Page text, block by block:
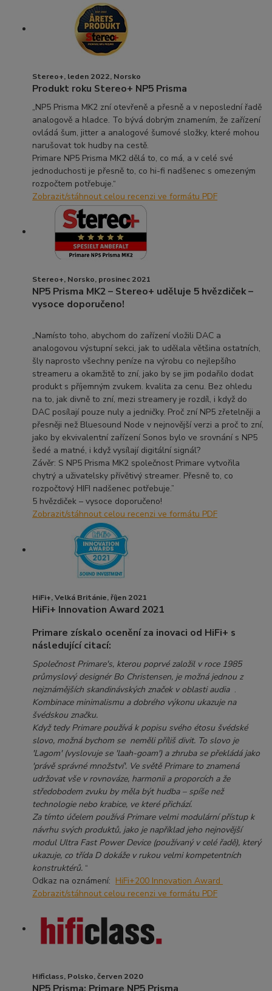
Stereo+, leden 2022, Norsko
Produkt roku Stereo+ NP5 Prisma
„NP5 Prisma MK2 zní otevřeně a přesně a v neposlední řadě
analogově a hladce. To bývá dobrým znamením, že zařízení
ovládá šum, jitter a analogové šumové složky, které mohou
narušovat tok hudby na cestě.
Primare NP5 Prisma MK2 dělá to, co má, a v celé své
jednoduchosti je přesně to, co hi-fi nadšenec s omezeným
rozpočtem potřebuje.“
Zobrazit/stáhnout celou recenzi ve formátu PDF
Stereo+, Norsko, prosinec 2021
NP5 Prisma MK2 – Stereo+ uděluje 5 hvězdiček –
vysoce doporučeno!
„Namísto toho, abychom do zařízení vložili DAC a
analogovou výstupní sekci, jak to udělala většina ostatních,
šly naprosto všechny peníze na výrobu co nejlepšího
streameru a okamžitě to zní, jako by se jim podařilo dodat
produkt s příjemným zvukem. kvalita za cenu. Bez ohledu
na to, jak divně to zní, mezi streamery je rozdíl, i když do
DAC posílají pouze nuly a jedničky. Proč zní NP5 zřetelněji a
přesněji než Bluesound Node v nejnovější verzi a proč to zní,
jako by ekvivalentní zařízení Sonos bylo ve srovnání s NP5
šedé a matné, i když vysílají digitální signál?
Závěr: S NP5 Prisma MK2 společnost Primare vytvořila
chytrý a uživatelsky přívětivý streamer. Přesně to, co
rozpočtový HIFI nadšenec potřebuje.”
5 hvězdiček – vysoce doporučeno!
Zobrazit/stáhnout celou recenzi ve formátu PDF
HiFi+, Velká Británie, říjen 2021
HiFi+ Innovation Award 2021
Primare získalo ocenění za inovaci od HiFi+ s
následující citací:
Společnost Primare's, kterou poprvé založil v roce 1985
průmyslový designér Bo Christensen, je možná jednou z
nejznámějších skandinávských značek v oblasti audia .
Kombinace minimalismu a dobrého výkonu ukazuje na
švédskou značku.
Když tedy Primare používá k popisu svého étosu švédské
slovo, možná bychom se neměli příliš divit. To slovo je
'Lagom' (vyslovuje se 'laah-goam') a zhruba se překládá jako
'právě správné množství'. Ve světě Primare to znamená
udržovat vše v rovnováze, harmonii a proporcích a že
středobodem zvuku by měla být hudba – spíše než
technologie nebo krabice, ve které přichází.
Za tímto účelem používá Primare velmi modulární přístup k
návrhu svých produktů, jako je například jeho nejnovější
modul Ultra Fast Power Device (používaný v celé řadě), který
ukazuje, co třída D dokáže v rukou velmi kompetentních
konstruktérů. “
Odkaz na oznámení: HiFi+200 Innovation Award
Zobrazit/stáhnout celou recenzi ve formátu PDF
Hificlass, Polsko, červen 2020